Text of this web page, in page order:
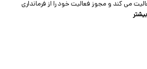
می کند و مجوز فعالیت خود را از فرمانداری
بیشتر